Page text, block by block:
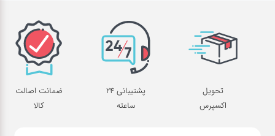
تحویل
اکسپرس
پشتیبانی 24
ساعته
ضمانت اصالت
کالا